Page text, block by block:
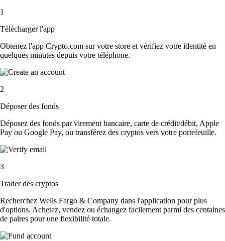
1
Télécharger l'app
Obtenez l'app Crypto.com sur votre store et vérifiez votre identité en
quelques minutes depuis votre téléphone.
2
Déposer des fonds
Déposez des fonds par virement bancaire, carte de crédit/débit, Apple
Pay ou Google Pay, ou transférez des cryptos vers votre portefeuille.
3
Trader des cryptos
Recherchez Wells Fargo & Company dans l'application pour plus
d'options. Achetez, vendez ou échangez facilement parmi des centaines
de paires pour une flexibilité totale.